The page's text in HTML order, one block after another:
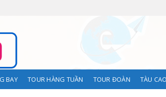
BAY TOUR HÀNG TUẦN TOUR ĐOÀN TÀU